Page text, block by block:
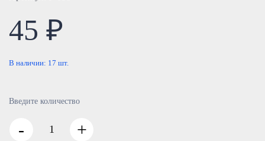
45 ₽
В наличии: 17 шт.
Введите количество
- +